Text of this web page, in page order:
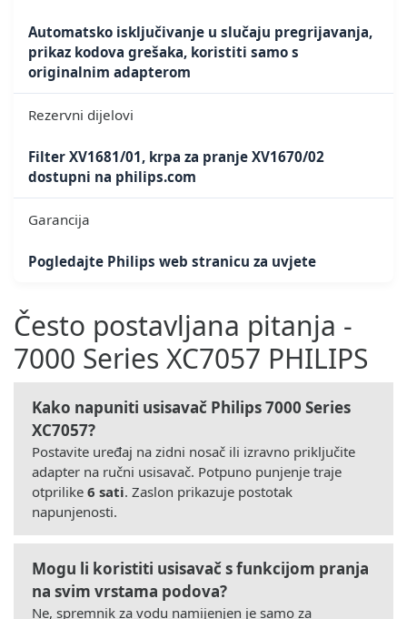
Automatsko isključivanje u slučaju pregrijavanja,
prikaz kodova grešaka, koristiti samo s
originalnim adapterom
Rezervni dijelovi
Filter XV1681/01, krpa za pranje XV1670/02
dostupni na philips.com
Garancija
Pogledajte Philips web stranicu za uvjete
Često postavljana pitanja -
7000 Series XC7057 PHILIPS
Kako napuniti usisavač Philips 7000 Series
XC7057?
Postavite uređaj na zidni nosač ili izravno priključite
adapter na ručni usisavač. Potpuno punjenje traje
otprilike 6 sati. Zaslon prikazuje postotak
napunjenosti.
Mogu li koristiti usisavač s funkcijom pranja
na svim vrstama podova?
Ne, spremnik za vodu namijenjen je samo za